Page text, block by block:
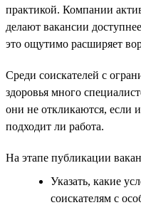
практикой. Компании
делают вакансии
это ощутимо расширяет
Среди соискателей с
здоровья много
они не откликаются, если
подходит ли работа.
На этапе публикации
Указать, какие
соискателям с